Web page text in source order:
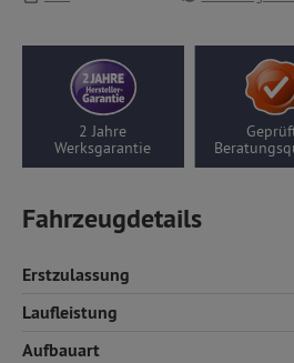
Deutsches Modell,
kein EU-Import
Fahrzeugdetails
Erstzulassung
Laufleistung
Aufbauart